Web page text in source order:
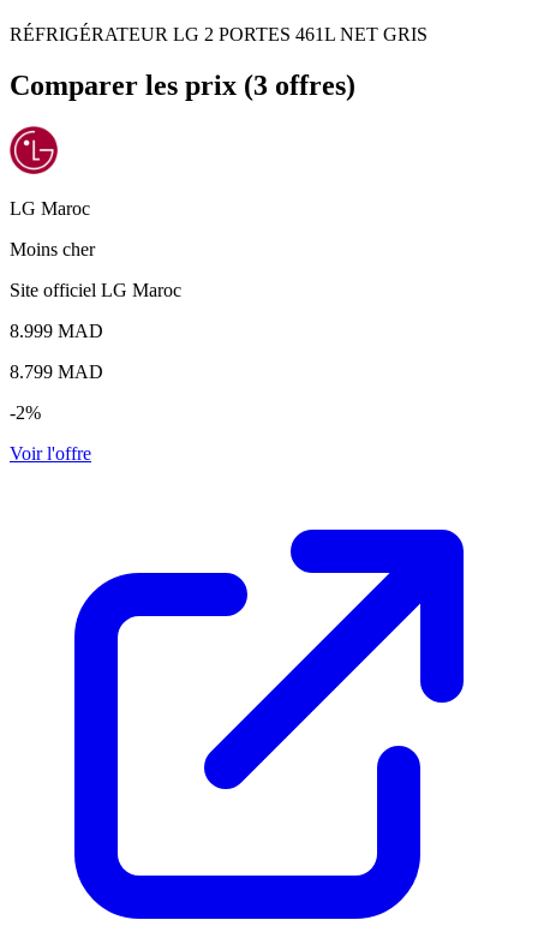
RÉFRIGÉRATEUR LG 2 PORTES 461L NET GRIS
Comparer les prix (3 offres)
LG Maroc
Moins cher
Site officiel LG Maroc
8.999 MAD
8.799 MAD
-2%
Voir l'offre